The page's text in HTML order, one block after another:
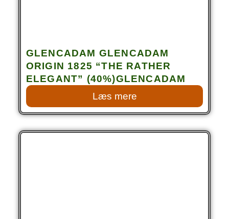
GLENCADAM GLENCADAM
ORIGIN 1825 “THE RATHER
ELEGANT” (40%)GLENCADAM
Læs mere